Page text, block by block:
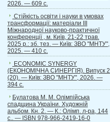
2026. — 609 с.
Стійкість освіти і науки в умовах
трансформації: матеріали ІІІ
Міжнародної науково-практичної
конференції , м. Київ, 21-22 трав.
2025 р.: зб. тез. — Київ: ЗВО "МНТУ",
2025. — 410 с.
ECONOMIC SYNERGY
(ЕКОНОМІЧНА СИНЕРГІЯ). Випуск 2
(20). — Київ: ЗВО "МНТУ", 2026. —
394 с.
Булатова М. М. Олімпійська
спадщина України. Художній
альбом. Кн. 2. — К.: Олімп. л-ра, 144
с.. — ISBN 978-966-2419-16-0